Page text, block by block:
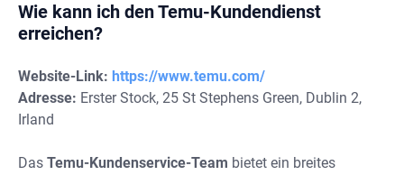
Wie kann ich den Temu-Kundendienst
erreichen?
Website-Link: https://www.temu.com/
Adresse: Erster Stock, 25 St Stephens Green, Dublin 2,
Irland
Das Temu-Kundenservice-Team bietet ein breites